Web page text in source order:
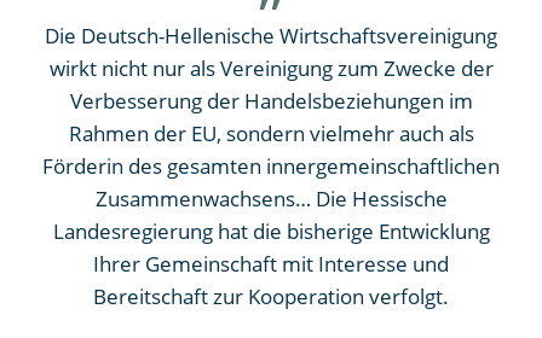
Die Deutsch-Hellenische Wirtschaftsvereinigung
wirkt nicht nur als Vereinigung zum Zwecke der
Verbesserung der Handelsbeziehungen im
Rahmen der EU, sondern vielmehr auch als
Förderin des gesamten innergemeinschaftlichen
Zusammenwachsens… Die Hessische
Landesregierung hat die bisherige Entwicklung
Ihrer Gemeinschaft mit Interesse und
Bereitschaft zur Kooperation verfolgt.